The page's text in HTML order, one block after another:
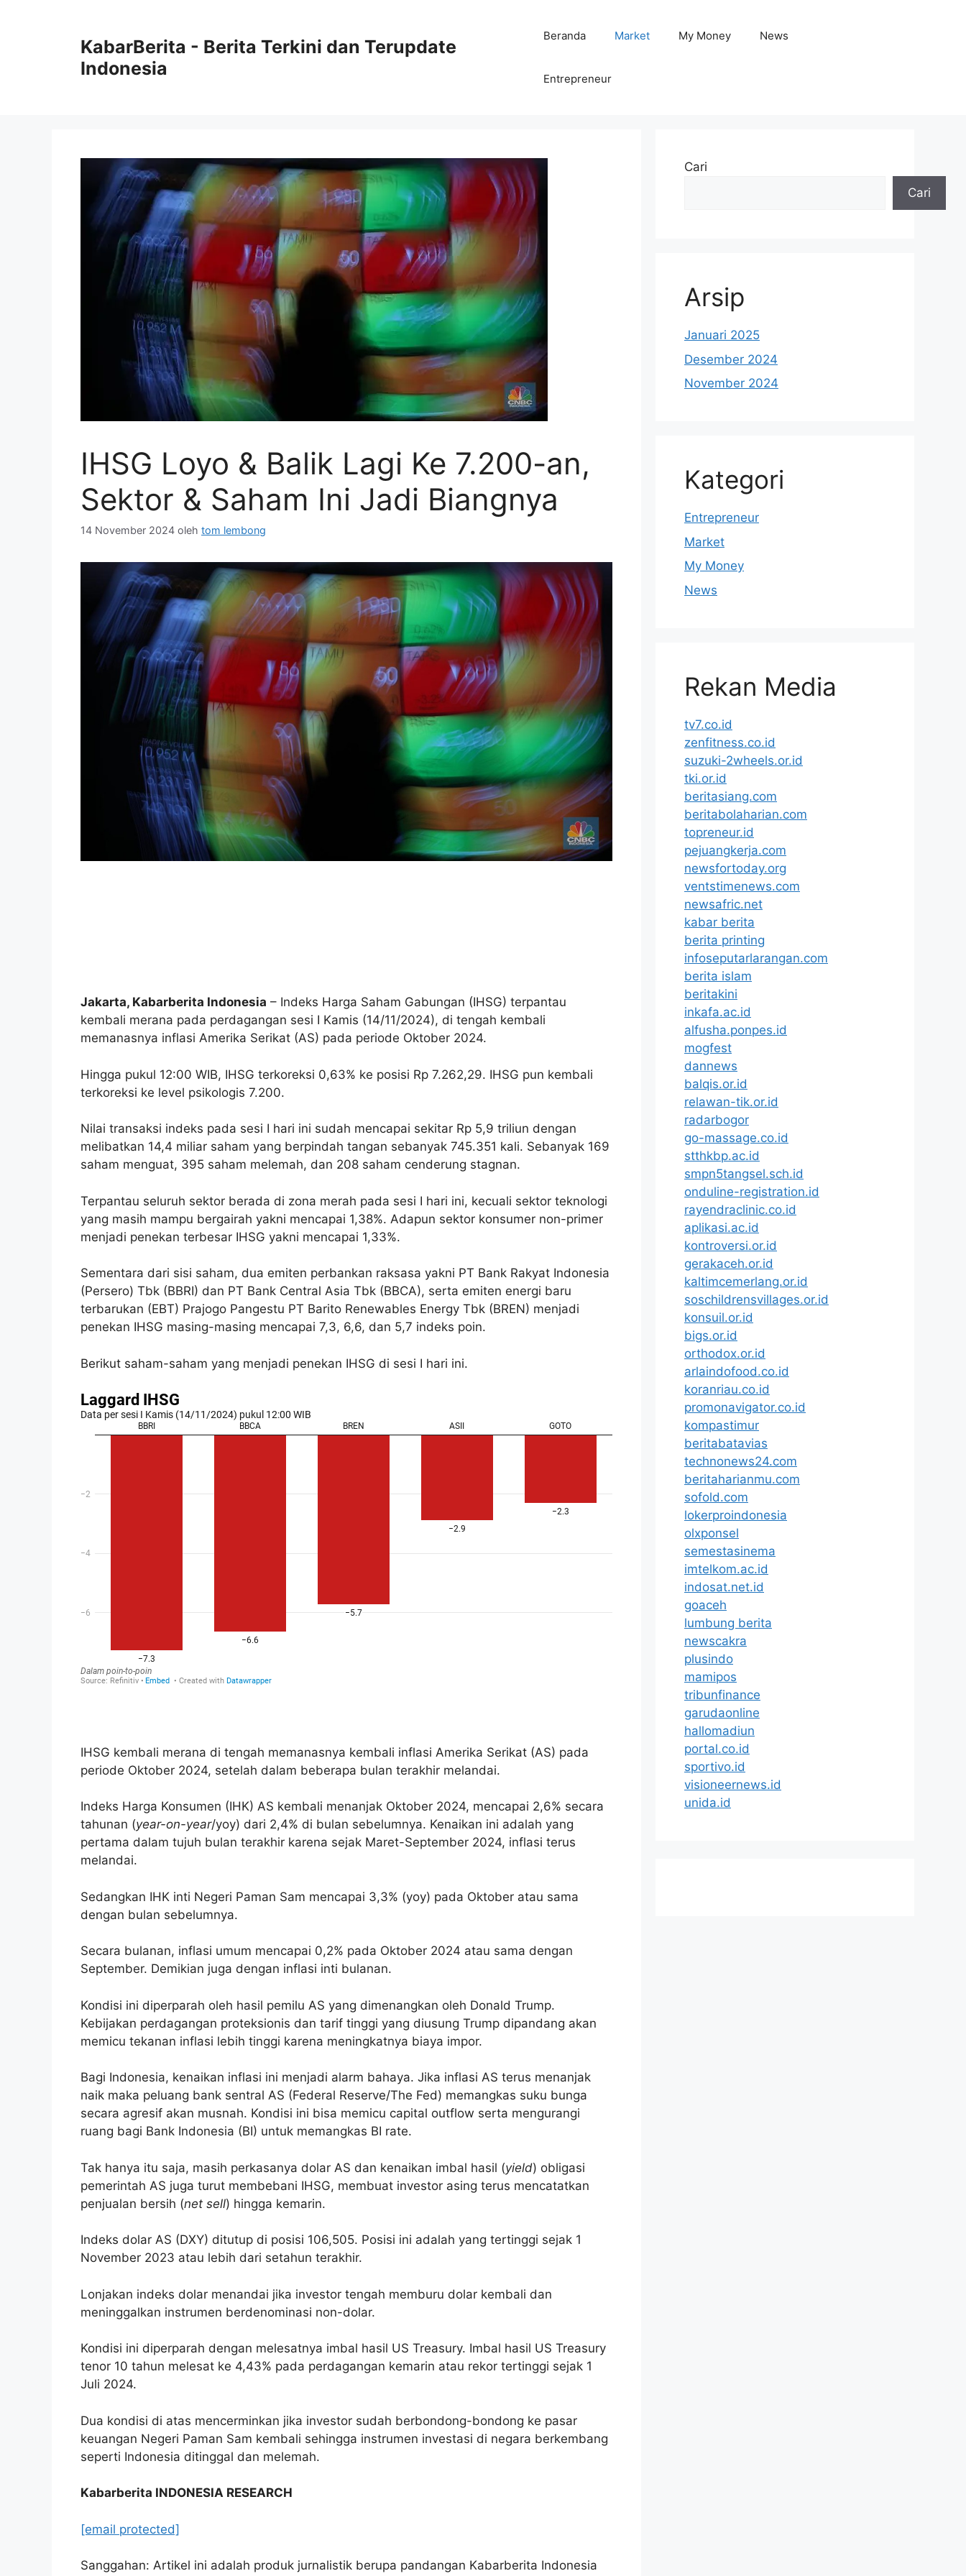
KabarBerita - Berita Terkini dan Terupdate
Indonesia
Beranda Market My Money News
Entrepreneur
IHSG Loyo & Balik Lagi Ke 7.200-an,
Sektor & Saham Ini Jadi Biangnya
14 November 2024 oleh tom lembong
Jakarta, Kabarberita Indonesia – Indeks Harga Saham Gabungan (IHSG) terpantau
kembali merana pada perdagangan sesi I Kamis (14/11/2024), di tengah kembali
memanasnya inflasi Amerika Serikat (AS) pada periode Oktober 2024.
Hingga pukul 12:00 WIB, IHSG terkoreksi 0,63% ke posisi Rp 7.262,29. IHSG pun kembali
terkoreksi ke level psikologis 7.200.
Nilai transaksi indeks pada sesi I hari ini sudah mencapai sekitar Rp 5,9 triliun dengan
melibatkan 14,4 miliar saham yang berpindah tangan sebanyak 745.351 kali. Sebanyak 169
saham menguat, 395 saham melemah, dan 208 saham cenderung stagnan.
Terpantau seluruh sektor berada di zona merah pada sesi I hari ini, kecuali sektor teknologi
yang masih mampu bergairah yakni mencapai 1,38%. Adapun sektor konsumer non-primer
menjadi penekan terbesar IHSG yakni mencapai 1,33%.
Sementara dari sisi saham, dua emiten perbankan raksasa yakni PT Bank Rakyat Indonesia
(Persero) Tbk (BBRI) dan PT Bank Central Asia Tbk (BBCA), serta emiten energi baru
terbarukan (EBT) Prajogo Pangestu PT Barito Renewables Energy Tbk (BREN) menjadi
penekan IHSG masing-masing mencapai 7,3, 6,6, dan 5,7 indeks poin.
Berikut saham-saham yang menjadi penekan IHSG di sesi I hari ini.
IHSG kembali merana di tengah memanasnya kembali inflasi Amerika Serikat (AS) pada
periode Oktober 2024, setelah dalam beberapa bulan terakhir melandai.
Indeks Harga Konsumen (IHK) AS kembali menanjak Oktober 2024, mencapai 2,6% secara
tahunan (year-on-year/yoy) dari 2,4% di bulan sebelumnya. Kenaikan ini adalah yang
pertama dalam tujuh bulan terakhir karena sejak Maret-September 2024, inflasi terus
melandai.
Sedangkan IHK inti Negeri Paman Sam mencapai 3,3% (yoy) pada Oktober atau sama
dengan bulan sebelumnya.
Secara bulanan, inflasi umum mencapai 0,2% pada Oktober 2024 atau sama dengan
September. Demikian juga dengan inflasi inti bulanan.
Kondisi ini diperparah oleh hasil pemilu AS yang dimenangkan oleh Donald Trump.
Kebijakan perdagangan proteksionis dan tarif tinggi yang diusung Trump dipandang akan
memicu tekanan inflasi lebih tinggi karena meningkatnya biaya impor.
Bagi Indonesia, kenaikan inflasi ini menjadi alarm bahaya. Jika inflasi AS terus menanjak
naik maka peluang bank sentral AS (Federal Reserve/The Fed) memangkas suku bunga
secara agresif akan musnah. Kondisi ini bisa memicu capital outflow serta mengurangi
ruang bagi Bank Indonesia (BI) untuk memangkas BI rate.
Tak hanya itu saja, masih perkasanya dolar AS dan kenaikan imbal hasil (yield) obligasi
pemerintah AS juga turut membebani IHSG, membuat investor asing terus mencatatkan
penjualan bersih (net sell) hingga kemarin.
Indeks dolar AS (DXY) ditutup di posisi 106,505. Posisi ini adalah yang tertinggi sejak 1
November 2023 atau lebih dari setahun terakhir.
Lonjakan indeks dolar menandai jika investor tengah memburu dolar kembali dan
meninggalkan instrumen berdenominasi non-dolar.
Kondisi ini diperparah dengan melesatnya imbal hasil US Treasury. Imbal hasil US Treasury
tenor 10 tahun melesat ke 4,43% pada perdagangan kemarin atau rekor tertinggi sejak 1
Juli 2024.
Dua kondisi di atas mencerminkan jika investor sudah berbondong-bondong ke pasar
keuangan Negeri Paman Sam kembali sehingga instrumen investasi di negara berkembang
seperti Indonesia ditinggal dan melemah.
Kabarberita INDONESIA RESEARCH
[email protected]
Sanggahan: Artikel ini adalah produk jurnalistik berupa pandangan Kabarberita Indonesia
Cari
Cari
Arsip
Januari 2025
Desember 2024
November 2024
Kategori
Entrepreneur
Market
My Money
News
Rekan Media
tv7.co.id
zenfitness.co.id
suzuki-2wheels.or.id
tki.or.id
beritasiang.com
beritabolaharian.com
topreneur.id
pejuangkerja.com
newsfortoday.org
ventstimenews.com
newsafric.net
kabar berita
berita printing
infoseputarlarangan.com
berita islam
beritakini
inkafa.ac.id
alfusha.ponpes.id
mogfest
dannews
balqis.or.id
relawan-tik.or.id
radarbogor
go-massage.co.id
stthkbp.ac.id
smpn5tangsel.sch.id
onduline-registration.id
rayendraclinic.co.id
aplikasi.ac.id
kontroversi.or.id
gerakaceh.or.id
kaltimcemerlang.or.id
soschildrensvillages.or.id
konsuil.or.id
bigs.or.id
orthodox.or.id
arlaindofood.co.id
koranriau.co.id
promonavigator.co.id
kompastimur
beritabatavias
technonews24.com
beritaharianmu.com
sofold.com
lokerproindonesia
olxponsel
semestasinema
imtelkom.ac.id
indosat.net.id
goaceh
lumbung berita
newscakra
plusindo
mamipos
tribunfinance
garudaonline
hallomadiun
portal.co.id
sportivo.id
visioneernews.id
unida.id